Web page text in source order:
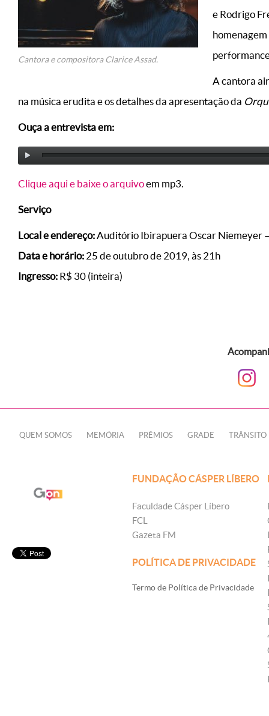
Cantora e compositora Clarice Assad.
e Rodrigo
A cantora
na música erudita e os detalhes da apresentação da
Ouça a entrevista em:
Clique aqui e baixe o arquivoem mp3.
Serviço
Local e endereço:Auditório Ibirapuera Oscar Niemeyer
Data e horário: 25 de outubro de 2019, às 21h
Ingresso: R$ 30 (inteira)
QUEM SOMOS MEMÓRIA PRÊMIOS GRADE TRÂNSITO
FUNDAÇÃO CÁSPER LÍBERO
Faculdade Cásper Líbero
FCL
Gazeta FM
POLÍTICA DE PRIVACIDADE
Termo de Política de Privacidade